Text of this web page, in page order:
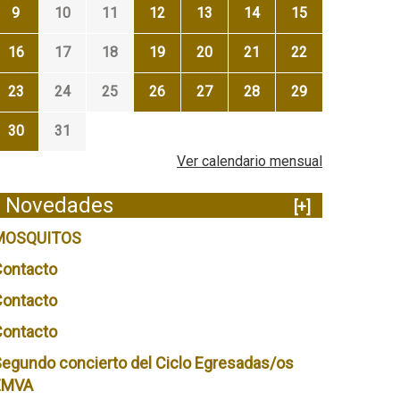
9 10 11 12 13 14 15
16 17 18 19 20 21 22
23 24 25 26 27 28 29
30
31
Ver calendario mensual
Novedades
[+]
concierto del Ciclo Egresadas/os